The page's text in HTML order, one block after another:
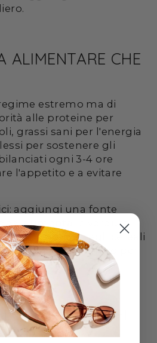
ALIMENTARE CHE
estremo ma di
alle proteine per
grassi sani per l'energia
per sostenere gli
ogni 3-4 ore
l'appetito e a evitare
aggiungi una fonte
aumenta le verdure
calorie, scegli cereali
indice glicemico per
STRESS E DEL